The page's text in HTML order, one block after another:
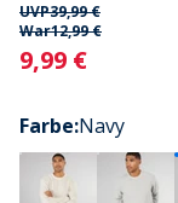
UVP39,99 €
War12,99 €
Current
9,99 €
Farbe:Navy